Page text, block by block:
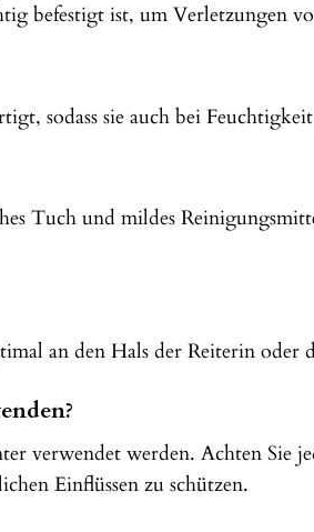
befestigt ist, um Verletzungen
sodass sie auch bei
Tuch und mildes
an den Hals der Reiterin oder
verwendet werden. Achten Sie
Einflüssen zu schützen.